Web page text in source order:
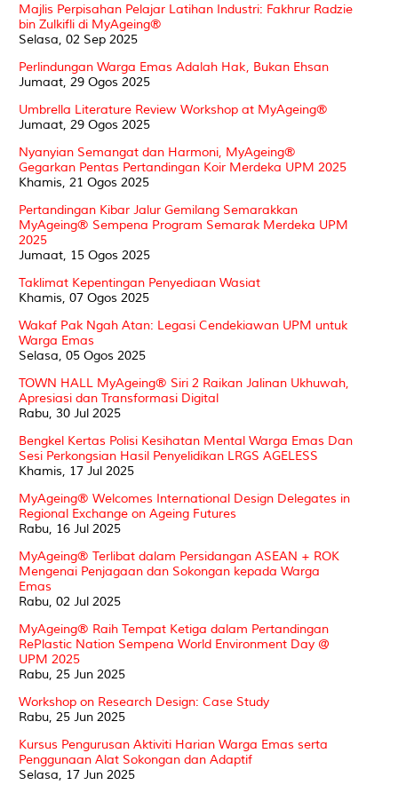
Majlis Perpisahan Pelajar Latihan Industri: Fakhrur Radzie
bin Zulkifli di MyAgeing®
Selasa, 02 Sep 2025
Perlindungan Warga Emas Adalah Hak, Bukan Ehsan
Jumaat, 29 Ogos 2025
Umbrella Literature Review Workshop at MyAgeing®️
Jumaat, 29 Ogos 2025
Nyanyian Semangat dan Harmoni, MyAgeing®
Gegarkan Pentas Pertandingan Koir Merdeka UPM 2025
Khamis, 21 Ogos 2025
Pertandingan Kibar Jalur Gemilang Semarakkan
MyAgeing®️ Sempena Program Semarak Merdeka UPM
2025
Jumaat, 15 Ogos 2025
Taklimat Kepentingan Penyediaan Wasiat
Khamis, 07 Ogos 2025
Wakaf Pak Ngah Atan: Legasi Cendekiawan UPM untuk
Warga Emas
Selasa, 05 Ogos 2025
TOWN HALL MyAgeing® Siri 2 Raikan Jalinan Ukhuwah,
Apresiasi dan Transformasi Digital
Rabu, 30 Jul 2025
Bengkel Kertas Polisi Kesihatan Mental Warga Emas Dan
Sesi Perkongsian Hasil Penyelidikan LRGS AGELESS
Khamis, 17 Jul 2025
MyAgeing® Welcomes International Design Delegates in
Regional Exchange on Ageing Futures
Rabu, 16 Jul 2025
MyAgeing® Terlibat dalam Persidangan ASEAN + ROK
Mengenai Penjagaan dan Sokongan kepada Warga
Emas
Rabu, 02 Jul 2025
MyAgeing®️ Raih Tempat Ketiga dalam Pertandingan
RePlastic Nation Sempena World Environment Day @
UPM 2025
Rabu, 25 Jun 2025
Workshop on Research Design: Case Study
Rabu, 25 Jun 2025
Kursus Pengurusan Aktiviti Harian Warga Emas serta
Penggunaan Alat Sokongan dan Adaptif
Selasa, 17 Jun 2025